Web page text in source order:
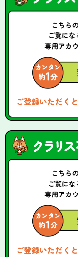
ご登録いただくと
ご登録いただくと